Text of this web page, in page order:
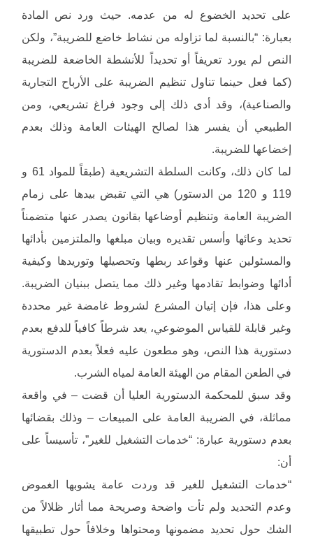
على تحديد الخضوع له من عدمه. حيث ورد نص المادة
بعبارة: “بالنسبة لما تزاوله من نشاط خاضع للضريبة”، ولكن
النص لم يورد تعريفاً أو تحديداً للأنشطة الخاضعة للضريبة
(كما فعل حينما تناول تنظيم الضريبة على الأرباح التجارية
والصناعية)، وقد أدى ذلك إلى وجود فراغ تشريعي، ومن
الطبيعي أن يفسر هذا لصالح الهيئات العامة وذلك بعدم
إخضاعها للضريبة.
لما كان ذلك، وكانت السلطة التشريعية (طبقاً للمواد 61 و
119 و 120 من الدستور) هي التي تقبض بيدها على زمام
الضريبة العامة وتنظيم أوضاعها بقانون يصدر عنها متضمناً
تحديد وعائها وأسس تقديره وبيان مبلغها والملتزمين بأدائها
والمسئولين عنها وقواعد ربطها وتحصيلها وتوريدها وكيفية
أدائها وضوابط تقادمها وغير ذلك مما يتصل ببنيان الضريبة.
وعلى هذا، فإن إتيان المشرع لشروط غامضة غير محددة
وغير قابلة للقياس الموضوعي، يعد شرطاً كافياً للدفع بعدم
دستورية هذا النص، وهو مطعون عليه فعلاً بعدم الدستورية
في الطعن المقام من الهيئة العامة لمياه الشرب.
وقد سبق للمحكمة الدستورية العليا أن قضت – في واقعة
مماثلة، في الضريبة العامة على المبيعات – وذلك بقضائها
بعدم دستورية عبارة: “خدمات التشغيل للغير”، تأسيساً على
أن:
“خدمات التشغيل للغير قد وردت عامة يشوبها الغموض
وعدم التحديد ولم تأت واضحة وصريحة مما أثار ظلالاً من
الشك حول تحديد مضمونها ومحتواها وخلافاً حول تطبيقها